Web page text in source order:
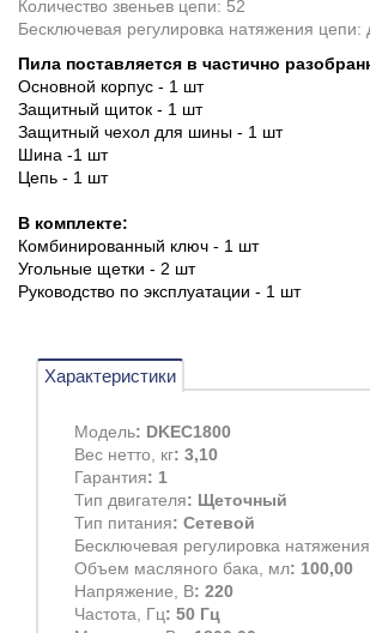
Количество звеньев цепи: 52
Бесключевая регулировка натяжения цепи:
Пила поставляется в частично
Основной корпус - 1 шт
Защитный щиток - 1 шт
Защитный чехол для шины - 1 шт
Шина -1 шт
Цепь - 1 шт
В комплекте:
Комбинированный ключ - 1 шт
Угольные щетки - 2 шт
Руководство по эксплуатации - 1 шт
Характеристики
Модель: DKEC1800
Вес нетто, кг: 3,10
Гарантия: 1
Тип двигателя: Щеточный
Тип питания: Сетевой
Бесключевая регулировка
Объем масляного бака, мл: 100,00
Напряжение, В: 220
Частота, Гц: 50 Гц